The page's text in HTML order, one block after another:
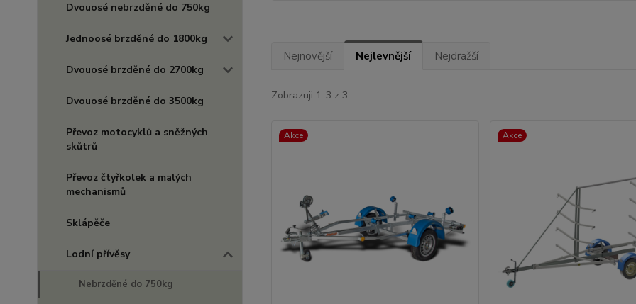
Dvouosé nebrzděné do 750kg
Jednoosé brzděné do 1800kg
Dvouosé brzděné do 2700kg
Dvouosé brzděné do 3500kg
Převoz motocyklů a sněžných
skůtrů
Převoz čtyřkolek a malých
mechanismů
Sklápěče
Lodní přívěsy
Nebrzděné do 750kg
Nejnovější Nejlevnější Nejdražší
Zobrazuji 1-3 z 3
Akce Akce